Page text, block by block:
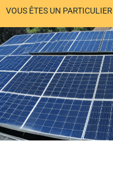
VOUS ÊTES UN PARTICULIER